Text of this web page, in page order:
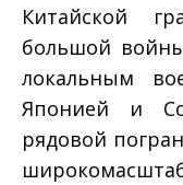
Китайской
большой
локальным
Японией и
рядовой